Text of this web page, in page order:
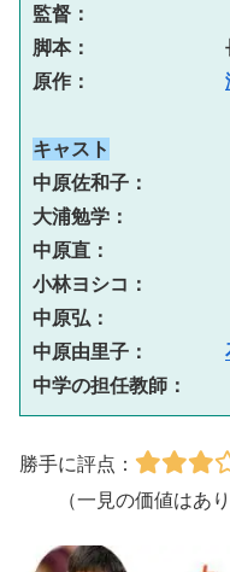
監督：　　　　　　
脚本：　　　　　　
原作：
キャスト
中原佐和子：　　　
大浦勉学
中原直：　　　　　
小林ヨシコ：　　　　
中原弘：　　　　　
中原由里子：
中学の担任教師：　
勝手に評点：
（一見の価値はあり